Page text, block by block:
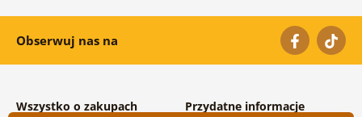
Obserwuj nas na
Wszystko o zakupach Przydatne informacje